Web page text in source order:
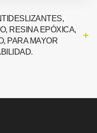
RESINA EPÓXICA,
PARA MAYOR